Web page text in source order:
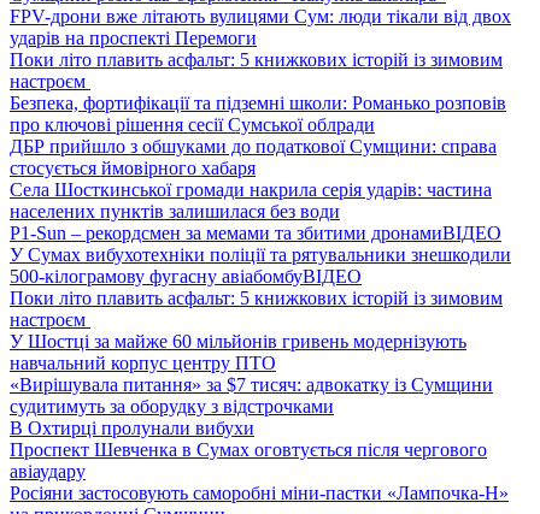
FPV-дрони вже літають вулицями Сум: люди тікали від двох
ударів на проспекті Перемоги
Поки літо плавить асфальт: 5 книжкових історій із зимовим
настроєм
Безпека, фортифікації та підземні школи: Романько розповів
про ключові рішення сесії Сумської облради
ДБР прийшло з обшуками до податкової Сумщини: справа
стосується ймовірного хабаря
Села Шосткинської громади накрила серія ударів: частина
населених пунктів залишилася без води
P1-Sun – рекордсмен за мемами та збитими дронамиВІДЕО
У Сумах вибухотехніки поліції та рятувальники знешкодили
500-кілограмову фугасну авіабомбуВІДЕО
Поки літо плавить асфальт: 5 книжкових історій із зимовим
настроєм
У Шостці за майже 60 мільйонів гривень модернізують
навчальний корпус центру ПТО
«Вирішувала питання» за $7 тисяч: адвокатку із Сумщини
судитимуть за оборудку з відстрочками
В Охтирці пролунали вибухи
Проспект Шевченка в Сумах оговтується після чергового
авіаудару
Росіяни застосовують саморобні міни-пастки «Лампочка-Н»